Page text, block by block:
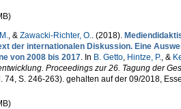
, & Zawacki-Richter, O.. (2018).
der internationalen Diskussion. Eine
von 2008 bis 2017. In B. Getto, Hintze, P., &
Proceedings zur 26. Tagung der
74, S. 246-263). gehalten auf der 09/2018,